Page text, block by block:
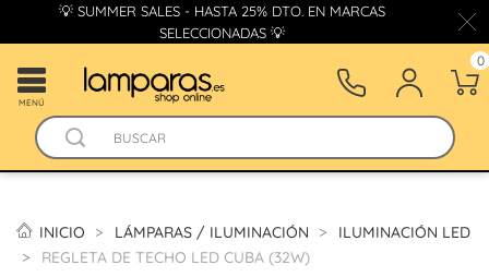
💡 SUMMER SALES - HASTA 25% DTO. EN MARCAS
SELECCIONADAS 💡
MENÚ
0
INICIO LÁMPARAS / ILUMINACIÓN
ILUMINACIÓN LED
REGLETA DE TECHO LED CUBA (32W)